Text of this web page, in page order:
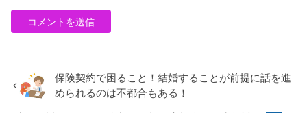
保険契約で困ること！結婚することが前提に話を進
められるのは不都合もある！